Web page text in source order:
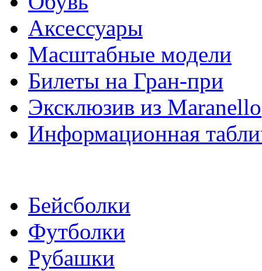
Аксессуары
Масштабные модели
Билеты на Гран-при
Эксклюзив из Maranello
Информационная
Бейсболки
Футболки
Рубашки